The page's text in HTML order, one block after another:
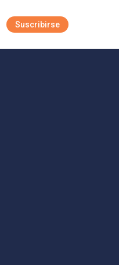
Suscribirse